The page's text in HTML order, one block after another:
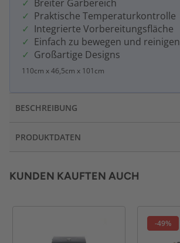
Breiter Garbereich
Praktische Temperaturkontrolle
Integrierte Vorbereitungsfläche
Einfach zu bewegen und reinigen
Großartige Designs
110cm x 46,5cm x 101cm
BESCHREIBUNG
PRODUKTDATEN
KUNDEN KAUFTEN AUCH
-49%